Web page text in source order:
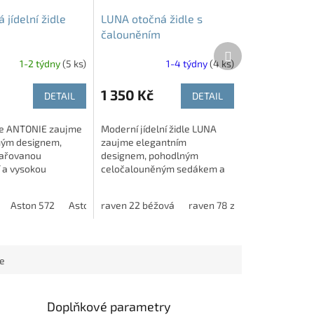
Aston 578 Aston 579 Aston 580 Aston 584
borg 19 borg 22 borg 24 borg 30 borg 39
jídelní židle
1-2 týdny(5 ks)
DETAIL
ANTONIE zaujme
designem,
vysokou
do jídelen,
Aston 572 Aston 573 Aston 574 Aston 575
LUNA otočná židle s
čalouněním
1-4 týdny(4 ks)
1 350 Kč DETAIL
Moderní jídelní židle LUNA
zaujme elegantním
designem, pohodlným
celočalouněným sedákem a
konstrukce dodává židli
raven 22 béžová raven 78 zelená
Další
produkt
Doplňkové parametry